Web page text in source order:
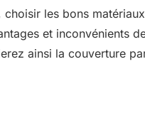
les bons
et inconvénients
ainsi la couverture